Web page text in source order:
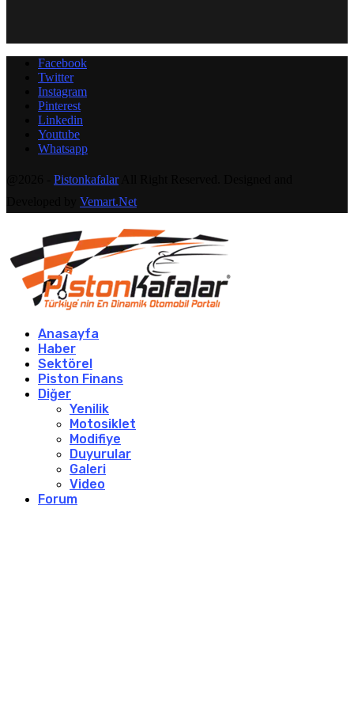
Facebook
Twitter
Instagram
Pinterest
Linkedin
Youtube
Whatsapp
PistonkafalarAll Right Reserved. Designed and
Vemart.Net
Anasayfa
Haber
Sektörel
Piston Finans
Diğer
Yenilik
Motosiklet
Modifiye
Duyurular
Galeri
Video
Forum